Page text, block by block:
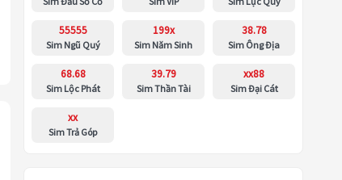
55555
Sim Ngũ Quý
199x
Sim Năm Sinh
38.78
Sim Ông Địa
68.68
Sim Lộc Phát
39.79
Sim Thần Tài
xx88
Sim Đại Cát
xx
Sim Trả Góp